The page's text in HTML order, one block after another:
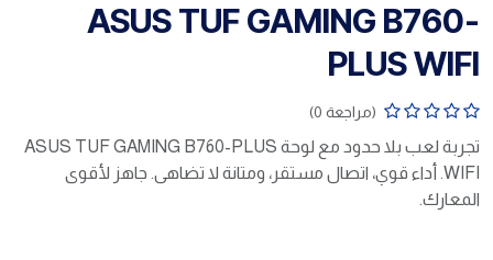
ASUS TUF GAMING B760-
PLUS WIFI
(مراجعة 0)
تجربة لعب بلا حدود مع لوحة ASUS TUF GAMING B760-PLUS
WIFI. أداء قوي، اتصال مستقر، ومتانة لا تضاهى. جاهز لأقوى
المعارك.